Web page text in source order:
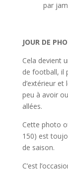
par
JOUR DE
Cela devient
de football, il
d’extérieur
peu à avoir
allées.
Cette photo
150) est
de saison.
C’est